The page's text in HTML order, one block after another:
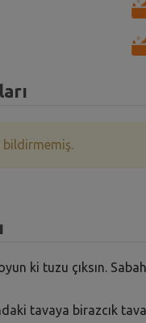
bildirmemiş.
ki tuzu çıksın.
tavaya birazcık